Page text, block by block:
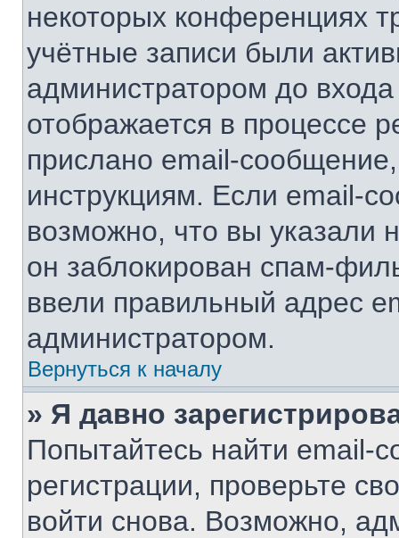
некоторых конференциях
учётные записи были
администратором до
отображается в процессе
прислано email-
инструкциям. Если email-
возможно, что вы указали
он заблокирован спам-
ввели правильный адрес
администратором.
Вернуться к началу
» Я давно
Попытайтесь найти email-
регистрации, проверьте
войти снова. Возможно,